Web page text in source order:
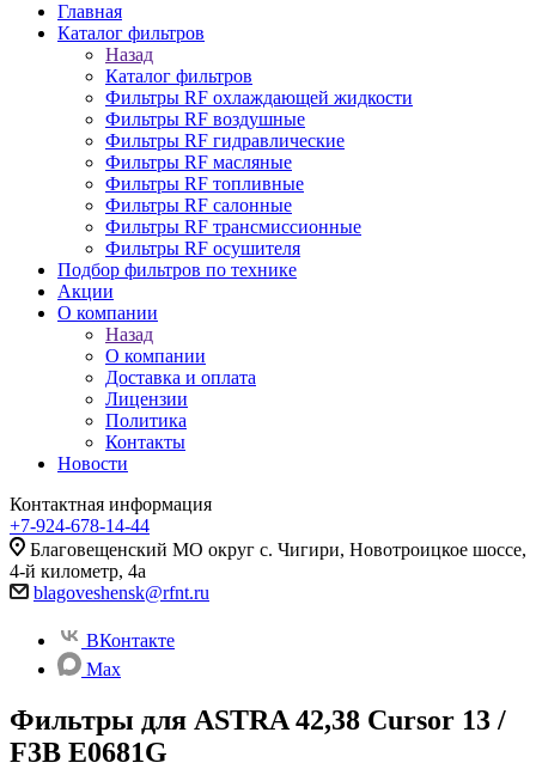
Главная
Каталог фильтров
Назад
Каталог фильтров
Фильтры RF охлаждающей жидкости
Фильтры RF воздушные
Фильтры RF гидравлические
Фильтры RF масляные
Фильтры RF топливные
Фильтры RF салонные
Фильтры RF трансмиссионные
Фильтры RF осушителя
Подбор фильтров по технике
Акции
О компании
Назад
О компании
Доставка и оплата
Лицензии
Политика
Контакты
Новости
Контактная информация
+7-924-678-14-44‬
Благовещенский МО округ с. Чигири, Новотроицкое шоссе,
4-й километр, 4а
blagoveshensk@rfnt.ru
ВКонтакте
Max
Фильтры для ASTRA 42,38 Cursor 13 /
F3B E0681G